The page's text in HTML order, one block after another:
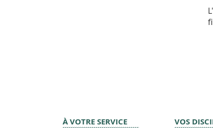
À VOTRE SERVICE VOS